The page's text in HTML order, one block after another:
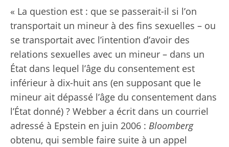
« La question est : que se passerait-il si l’on
transportait un mineur à des fins sexuelles – ou
se transportait avec l’intention d’avoir des
relations sexuelles avec un mineur – dans un
État dans lequel l’âge du consentement est
inférieur à dix-huit ans (en supposant que le
mineur ait dépassé l’âge du consentement dans
l’État donné) ? Webber a écrit dans un courriel
adressé à Epstein en juin 2006 : Bloomberg
obtenu, qui semble faire suite à un appel